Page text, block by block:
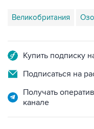
Великобритания
Купить подписку
Подписаться на
Получать
канале